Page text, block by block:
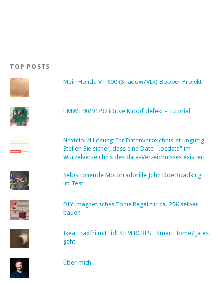
TOP POSTS
Mein Honda VT 600 (Shadow/VLX) Bobber Projekt
BMW E90/91/92 iDrive Knopf defekt - Tutorial
Nextcloud Lösung: Ihr Datenverzeichnis ist ungültig.
Stellen Sie sicher, dass eine Datei ".ocdata" im
Wurzelverzeichnis des data-Verzeichnisses existiert
Selbsttönende Motorradbrille John Doe Roadking
im Test
DIY: magnetisches Tonie Regal für ca. 25€ selber
bauen
Ikea Tradfri mit Lidl SILVERCREST Smart Home? Ja es
geht
Über mich